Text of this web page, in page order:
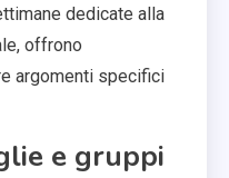
dedicate alla
offrono
argomenti specifici
e gruppi